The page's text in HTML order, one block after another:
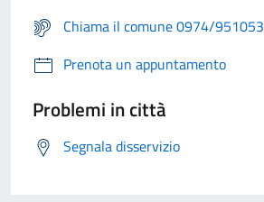
Chiama il comune 0974/951053
Prenota un appuntamento
Problemi in città
Segnala disservizio